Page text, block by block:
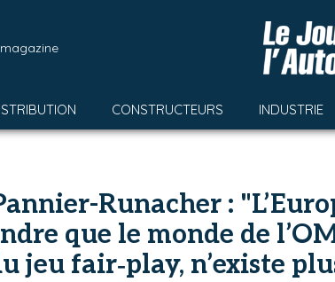
CONSTRUCTEURS INDUSTRIE
Runacher :
que le monde de
jeu fair‑play, n’existe